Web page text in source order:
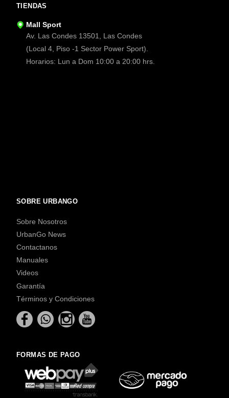
TIENDAS
Mall Sport
Av. Las Condes 13501, Las Condes
(Local 4, Piso -1 Sector Power Sport).
Horarios: Lun a Dom 10:00 a 20:00 hrs.
SOBRE URBANGO
Sobre Nosotros
UrbanGo News
Contactanos
Manuales
Videos
Garantía
Términos y Condiciones
FORMAS DE PAGO